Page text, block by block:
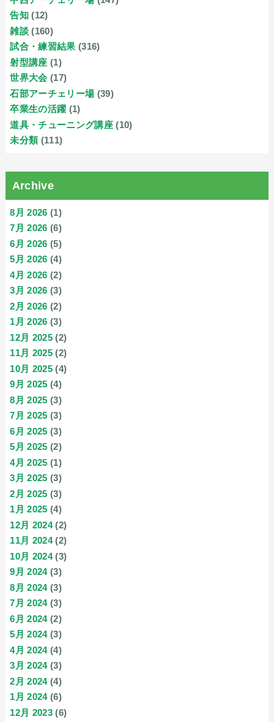
告知 (12)
雑談 (160)
試合・練習結果 (316)
射型講座 (1)
世界大会 (17)
石部アーチェリー場 (39)
卒業生の活躍 (1)
道具・チューニング講座 (10)
未分類 (111)
Archive
8月 2026 (1)
7月 2026 (6)
6月 2026 (5)
5月 2026 (4)
4月 2026 (2)
3月 2026 (3)
2月 2026 (2)
1月 2026 (3)
12月 2025 (2)
11月 2025 (2)
10月 2025 (4)
9月 2025 (4)
8月 2025 (3)
7月 2025 (3)
6月 2025 (3)
5月 2025 (2)
4月 2025 (1)
3月 2025 (3)
2月 2025 (3)
1月 2025 (4)
12月 2024(2)
11月 2024(2)
10月 2024(3)
9月 2024(3)
8月 2024(3)
7月 2024(3)
6月 2024(2)
5月 2024(3)
4月 2024(4)
3月 2024(3)
2月 2024(4)
1月 2024(6)
12月 2023 (6)